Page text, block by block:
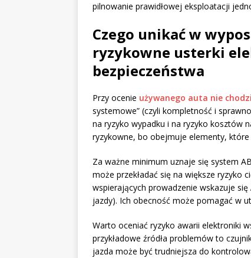
pilnowanie prawidłowej eksploatacji
Czego unikać w
ryzykowne usterki
bezpieczeństwa
Przy ocenie używanego auta nie
systemowe” (czyli kompletność i
na ryzyko wypadku i na ryzyko kosztów
ryzykowne, bo obejmuje elementy,
Za ważne minimum uznaje się system
może przekładać się na większe ryzyko
wspierających prowadzenie wskazuje
jazdy). Ich obecność może pomagać w
Warto oceniać ryzyko awarii elektroniki
przykładowe źródła problemów to
jazda może być trudniejsza do